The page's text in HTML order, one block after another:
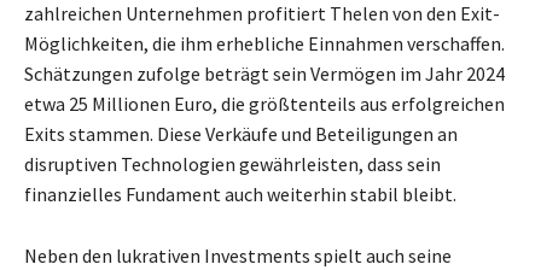
zahlreichen Unternehmen profitiert Thelen von den Exit-
Möglichkeiten, die ihm erhebliche Einnahmen verschaffen.
Schätzungen zufolge beträgt sein Vermögen im Jahr 2024
etwa 25 Millionen Euro, die größtenteils aus erfolgreichen
Exits stammen. Diese Verkäufe und Beteiligungen an
disruptiven Technologien gewährleisten, dass sein
finanzielles Fundament auch weiterhin stabil bleibt.
Neben den lukrativen Investments spielt auch seine